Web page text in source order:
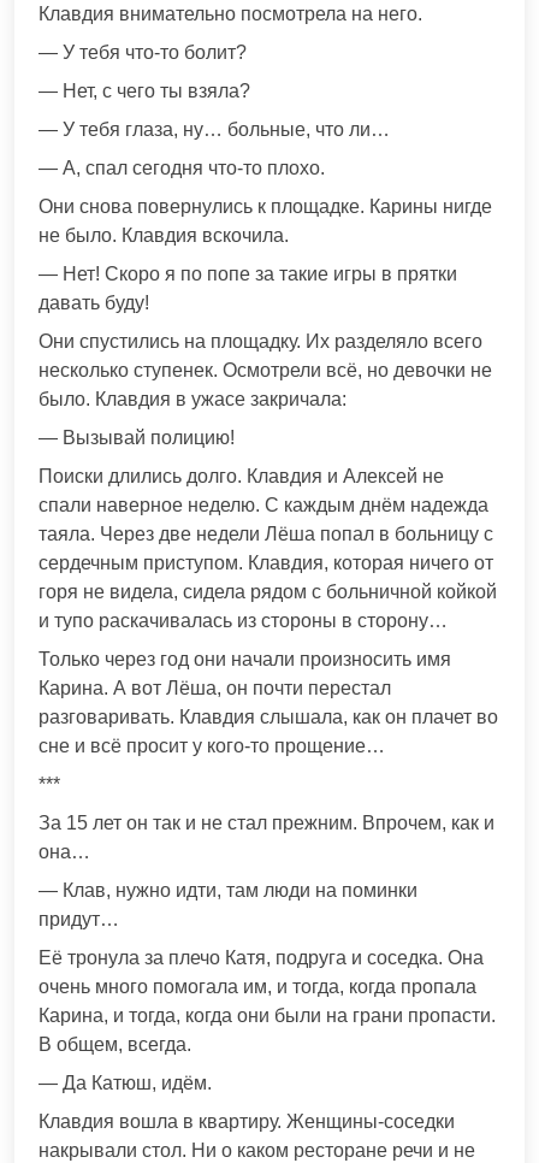
Клавдия внимательно посмотрела на него.
— У тебя что-то болит?
— Нет, с чего ты взяла?
— У тебя глаза, ну… больные, что ли…
— А, спал сегодня что-то плохо.
Они снова повернулись к площадке. Карины нигде
не было. Клавдия вскочила.
— Нет! Скоро я по попе за такие игры в прятки
давать буду!
Они спустились на площадку. Их разделяло всего
несколько ступенек. Осмотрели всё, но девочки не
было. Клавдия в ужасе закричала:
— Вызывай полицию!
Поиски длились долго. Клавдия и Алексей не
спали наверное неделю. С каждым днём надежда
таяла. Через две недели Лёша попал в больницу с
сердечным приступом. Клавдия, которая ничего от
горя не видела, сидела рядом с больничной койкой
и тупо раскачивалась из стороны в сторону…
Только через год они начали произносить имя
Карина. А вот Лёша, он почти перестал
разговаривать. Клавдия слышала, как он плачет во
сне и всё просит у кого-то прощение…
***
За 15 лет он так и не стал прежним. Впрочем, как и
она…
— Клав, нужно идти, там люди на поминки
придут…
Её тронула за плечо Катя, подруга и соседка. Она
очень много помогала им, и тогда, когда пропала
Карина, и тогда, когда они были на грани пропасти.
В общем, всегда.
— Да Катюш, идём.
Клавдия вошла в квартиру. Женщины-соседки
накрывали стол. Ни о каком ресторане речи и не